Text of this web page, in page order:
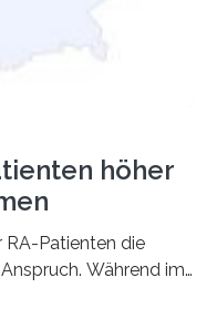
höher
RA-Patienten die
Während im